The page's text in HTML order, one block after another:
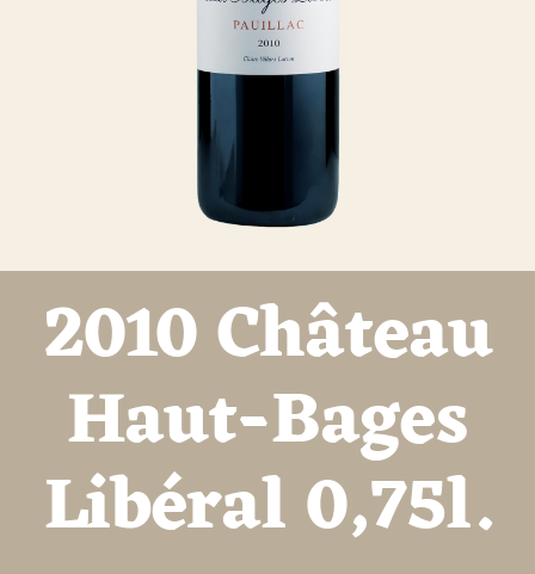
2010 Château
Haut-Bages
Libéral 0,75l.